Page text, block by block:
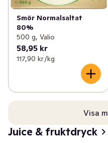
Smör Normalsaltat
80%
500 g, Valio
58,95 kr
117,90 kr /kg
Visa
Juice & fruktdryck